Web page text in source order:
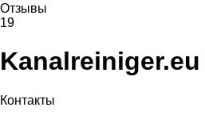
Отзывы
19
Контакты